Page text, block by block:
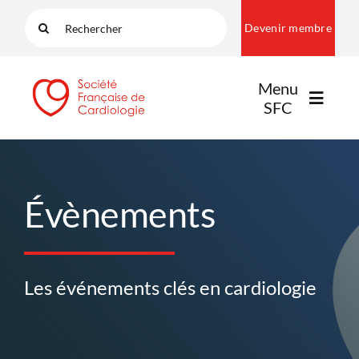
Rechercher: Devenir membre
Menu
SFC
PUBLICATIONS
Évènements
Les événements clés en cardiologie